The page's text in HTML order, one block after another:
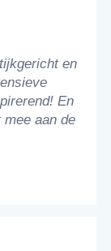
en
En
aan de